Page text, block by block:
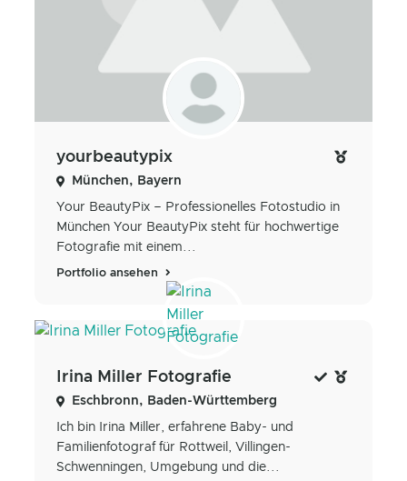
yourbeautypix
München, Bayern
Your BeautyPix – Professionelles Fotostudio in
München Your BeautyPix steht für hochwertige
Fotografie mit einem...
Portfolio ansehen
Irina Miller Fotografie
Eschbronn, Baden-Württemberg
Ich bin Irina Miller, erfahrene Baby- und
Familienfotograf für Rottweil, Villingen-
Schwenningen, Umgebung und die...